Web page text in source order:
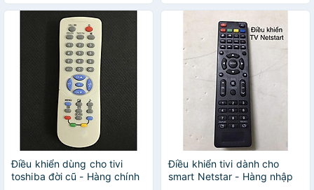
Điều khiển dùng cho tivi
toshiba đời cũ - Hàng chính
Điều khiển tivi dành cho
smart Netstar - Hàng nhập